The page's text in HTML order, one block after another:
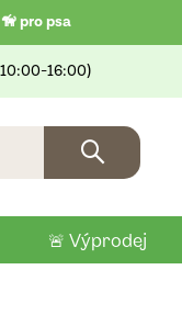
pro psa
🚨 Výprodej